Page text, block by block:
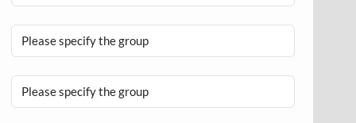
Please specify the group
Please specify the group